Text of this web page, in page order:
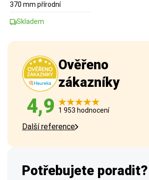
370 mm přírodní
Skladem
Ověřeno
zákazníky
4,9 1 953 hodnocení
Další reference
Potřebujete poradit?